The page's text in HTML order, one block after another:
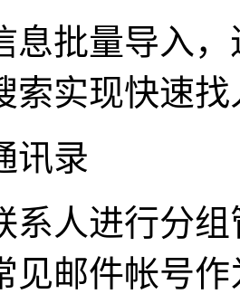
批量导入，
索实现快速找
录
人进行分组
见邮件帐号